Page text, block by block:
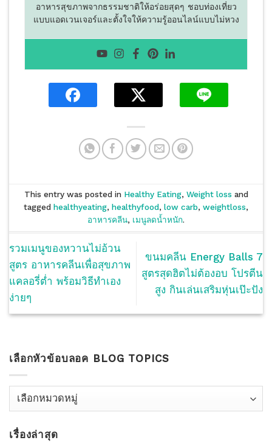
อาหารสุขภาพจากธรรมชาติให้อร่อยสุดๆ ชอบท่องเที่ยว
แบบแอดเวนเจอร์และตั้งใจให้ความรู้ออนไลน์แบบไม่หวง
This entry was posted in Healthy Eating, Weight loss and
tagged healthyeating, healthyfood, low carb, weightloss,
อาหารคลีน, เมนูลดน้ำหนัก.
รวมเมนูของหวานไม่อ้วน
สูตร อาหารคลีนเพื่อสุขภาพ
แคลอรี่ต่ำ พร้อมวิธีทําเอง
ง่ายๆ
ขนมคลีน Energy Balls 7
สูตรสุดฮิตไม่ต้องอบ โปรตีน
สูง กินเล่นเสริมหุ่นเป๊ะปัง
เลือกหัวข้อบลอค BLOG TOPICS
เลือก
บลอค
เรื่องล่าสุด